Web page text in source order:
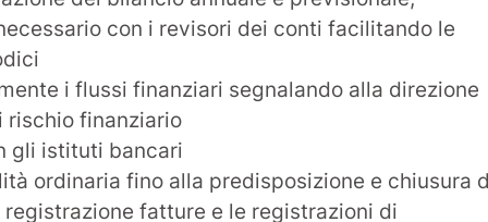
con i revisori dei conti facilitando le
i flussi finanziari segnalando alla direzione
rischio finanziario
gli istituti bancari
ordinaria fino alla predisposizione e chiusura
fatture e le registrazioni di